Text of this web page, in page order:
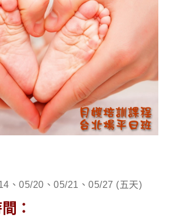
、05/20、05/21、05/27 (五天)
：